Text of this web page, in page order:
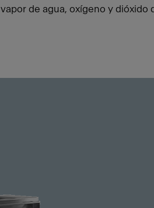
vapor de agua, oxígeno y dióxido